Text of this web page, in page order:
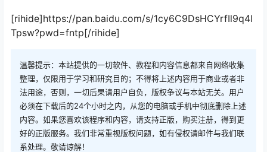
[rihide]https://pan.baidu.com/s/1cy6C9DsHCYrfIl9q4l
Tpsw?pwd=fntp[/rihide]
温馨提示：本站提供的一切软件、教程和内容信息都来自网络收集
整理，仅限用于学习和研究目的；不得将上述内容用于商业或者非
法用途，否则，一切后果请用户自负，版权争议与本站无关。用户
必须在下载后的24个小时之内，从您的电脑或手机中彻底删除上述
内容。如果您喜欢该程序和内容，请支持正版，购买注册，得到更
好的正版服务。我们非常重视版权问题，如有侵权请邮件与我们联
系处理。敬请谅解！